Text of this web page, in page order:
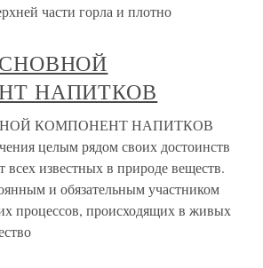
части горла и плотно
НАПИТКОВ
КОМПОНЕНТ НАПИТКОВ
целым рядом своих достоинств
всех известных в природе веществ.
и обязательным участником
процессов, происходящих в живых